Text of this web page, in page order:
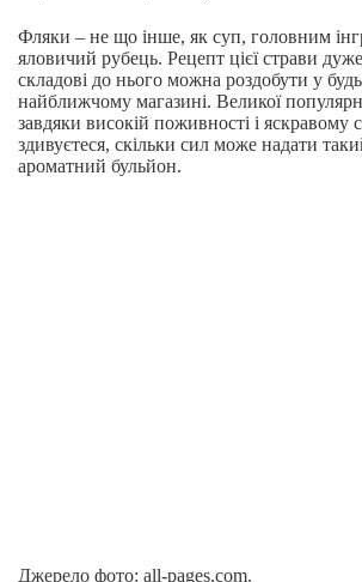
Фляки – не що інше, як суп, головним
яловичий рубець. Рецепт цієї страви
складові до нього можна роздобути у
найближчому магазині. Великої
завдяки високій поживності і яскравому
здивуєтеся, скільки сил може надати
ароматний бульйон.
Джерело фото: all-pages.com.